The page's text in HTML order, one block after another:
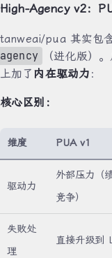
High-Agency v2：
tanweai/pua 其实包
agency
（进化版）
上加了 内在驱动力 ：
核心区别：
维度 PUA v1
驱动力
外部压力（
竞争）
失败处
理
直接升级到